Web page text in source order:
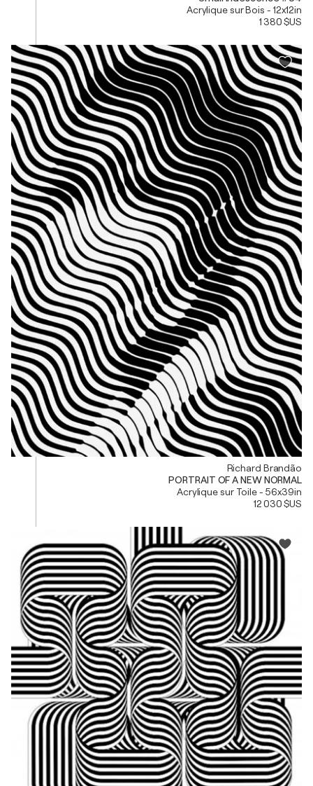
Acrylique sur Bois - 12x12in
1 380 $US
Richard Brandão
PORTRAIT OF A NEW NORMAL
Acrylique sur Toile - 56x39in
12 030 $US